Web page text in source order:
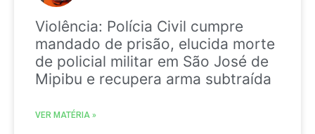
Violência: Polícia Civil cumpre
mandado de prisão, elucida morte
de policial militar em São José de
Mipibu e recupera arma subtraída
VER MATÉRIA »